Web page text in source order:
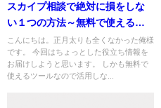
スカイプ相談で絶対に損をしな
い１つの方法～無料で使える音
声録画～
こんにちは。正月太りも全くなかった俺様
です。 今回はちょっとした役立ち情報を
お届けしようと思います。 しかも無料で
使えるツールなので活用しな...